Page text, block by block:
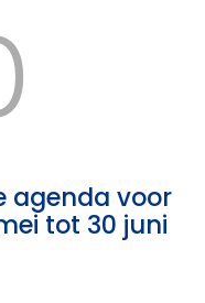
agenda voor
tot 30 juni